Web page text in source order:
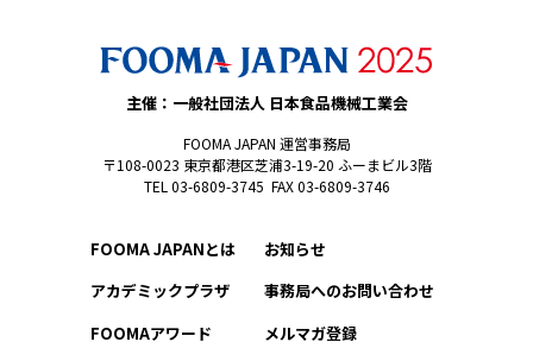
主催：一般社団法人 日本食品機械工業会
FOOMA JAPAN 運営事務局
〒108-0023 東京都港区芝浦3-19-20 ふーまビル3階
TEL 03-6809-3745 FAX 03-6809-3746
FOOMA JAPANとは
アカデミックプラザ
FOOMAアワード
お知らせ
事務局へのお問い合わせ
メルマガ登録